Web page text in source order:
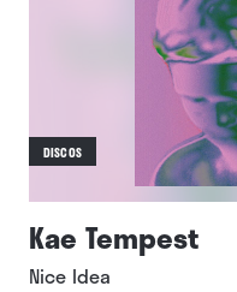
DISCOS
Kae Tempest
Nice Idea